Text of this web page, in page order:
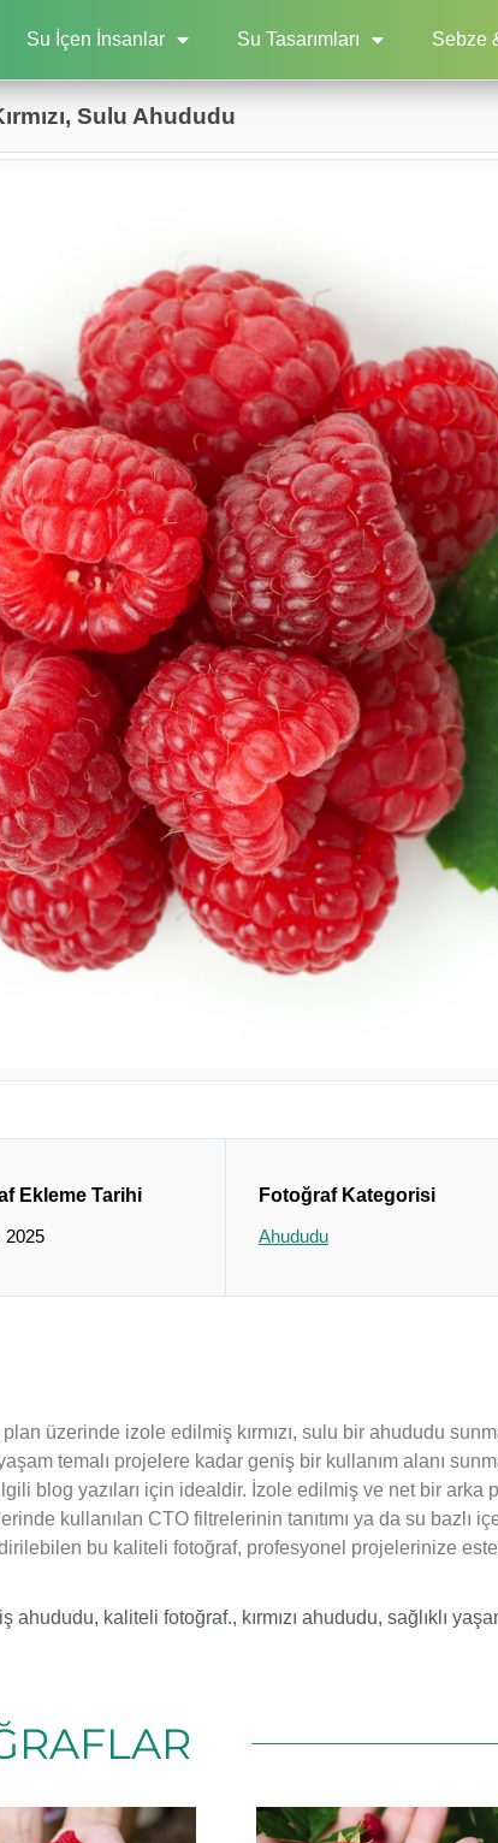
Su İçen İnsanlar Su Tasarımları Sebze
Sulu Ahududu
Ekleme Tarihi
2025
Fotoğraf Kategorisi
Ahududu
üzerinde izole edilmiş kırmızı, sulu bir ahududu
temalı projelere kadar geniş bir kullanım alanı
blog yazıları için idealdir. İzole edilmiş ve net bir
kullanılan CTO filtrelerinin tanıtımı ya da su bazlı
bu kaliteli fotoğraf, profesyonel projelerinize
ahududu, kaliteli fotoğraf., kırmızı ahududu, sağlıklı